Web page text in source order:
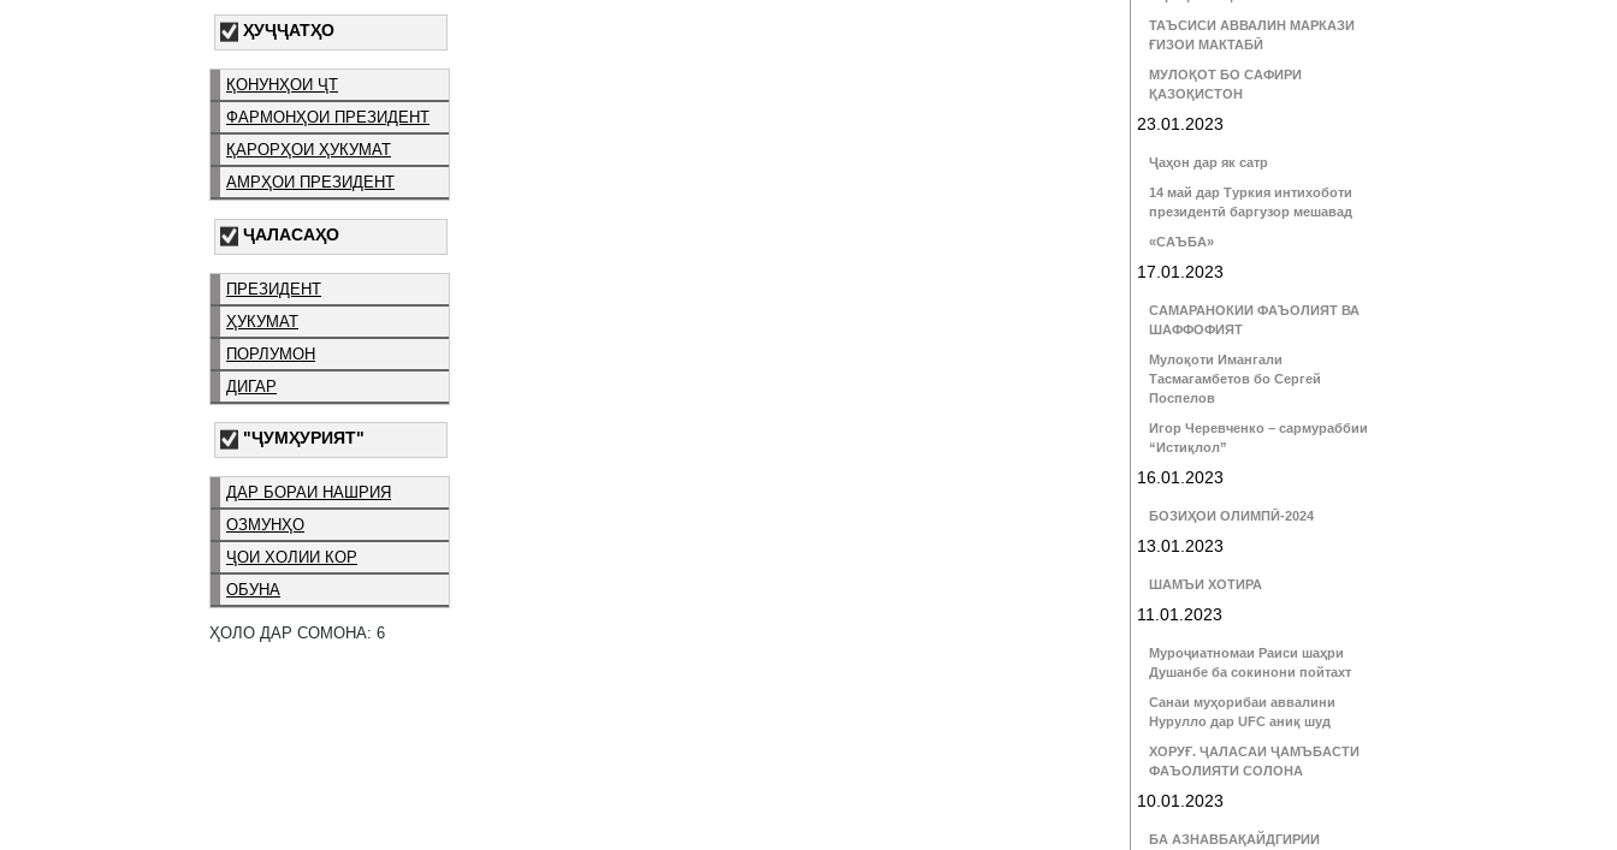
ҲУҶҶАТҲО
ҚОНУНҲОИ ҶТ
ФАРМОНҲОИ ПРЕЗИДЕНТ
ҚАРОРҲОИ ҲУКУМАТ
АМРҲОИ ПРЕЗИДЕНТ
ҶАЛАСАҲО
ПРЕЗИДЕНТ
ҲУКУМАТ
ПОРЛУМОН
ДИГАР
"ҶУМҲУРИЯТ"
ДАР БОРАИ НАШРИЯ
ОЗМУНҲО
ҶОИ ХОЛИИ КОР
ОБУНА
ҲОЛО ДАР СОМОНА: 6
ТАЪСИСИ АВВАЛИН МАРКАЗИ
ҒИЗОИ МАКТАБӢ
МУЛОҚОТ БО САФИРИ
ҚАЗОҚИСТОН
23.01.2023
Ҷаҳон дар як сатр
14 май дар Туркия интихоботи
президентӣ баргузор мешавад
«САЪБА»
17.01.2023
САМАРАНОКИИ ФАЪОЛИЯТ ВА
ШАФФОФИЯТ
Мулоқоти Имангали
Тасмагамбетов бо Сергей
Поспелов
Игор Черевченко – сармураббии
“Истиқлол”
16.01.2023
БОЗИҲОИ ОЛИМПӢ-2024
13.01.2023
ШАМЪИ ХОТИРА
11.01.2023
Муроҷиатномаи Раиси шаҳри
Душанбе ба сокинони пойтахт
Санаи муҳорибаи аввалини
Нурулло дар UFC аниқ шуд
ХОРУҒ. ҶАЛАСАИ ҶАМЪБАСТИ
ФАЪОЛИЯТИ СОЛОНА
10.01.2023
БА АЗНАВБАҚАЙДГИРИИ